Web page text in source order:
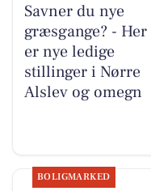
Savner du nye
græsgange? - Her
er nye ledige
stillinger i Nørre
Alslev og omegn
BOLIGMARKED